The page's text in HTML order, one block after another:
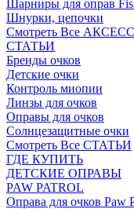
Шарниры для оправ
Шнурки, цепочки
Смотреть Все
СТАТЬИ
Бренды очков
Детские очки
Контроль миопии
Линзы для очков
Оправы для очков
Солнцезащитные очки
Смотреть Все СТАТЬИ
ГДЕ КУПИТЬ
ДЕТСКИЕ ОПРАВЫ
PAW PATROL
Оправа для очков Paw